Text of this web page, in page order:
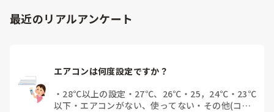
最近のリアルアンケート
エアコンは何度設定ですか？
・ 28℃以上の設定 ・ 27℃、26℃ ・ 25，24℃ ・ 23℃
以下 ・ エアコンがない、使ってない ・ その他(コメ